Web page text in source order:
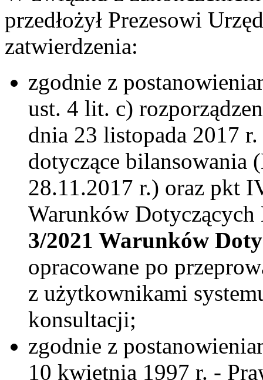
przedłożył Prezesowi
zatwierdzenia:
zgodnie z
ust. 4 lit. c)
dnia 23 listopada 2017
dotyczące bilansowania
28.11.2017 r.) oraz pkt
Warunków
3/2021 Warunków
opracowane po
z użytkownikami
konsultacji;
zgodnie z
10 kwietnia 1997 r. -